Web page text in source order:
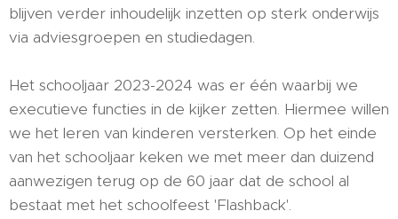
blijven verder inhoudelijk inzetten op sterk onderwijs
via adviesgroepen en studiedagen.
Het schooljaar 2023-2024 was er één waarbij we
executieve functies in de kijker zetten. Hiermee willen
we het leren van kinderen versterken. Op het einde
van het schooljaar keken we met meer dan duizend
aanwezigen terug op de 60 jaar dat de school al
bestaat met het schoolfeest 'Flashback'.